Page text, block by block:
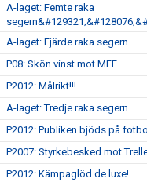
A-laget: Femte raka
A-laget: Fjärde raka segern
P08: Skön vinst mot MFF
P2012: Målrikt!!!
A-laget: Tredje raka segern
P2012: Publiken bjöds på
P2007: Styrkebesked mot
P2012: Kämpaglöd de luxe!